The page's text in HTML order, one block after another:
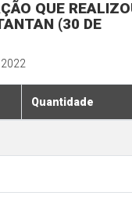
QUE
(30 DE
Quantidade